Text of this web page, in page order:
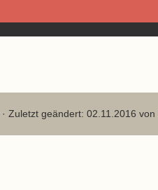
· Zuletzt geändert: 02.11.2016 von